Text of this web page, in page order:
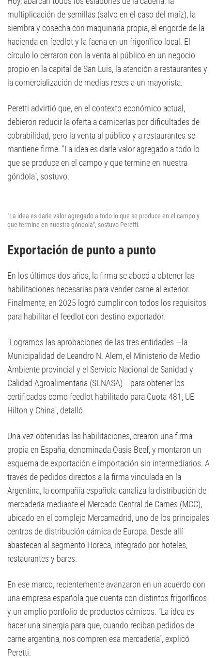
multiplicación de semillas (salvo en el caso del maíz), la
siembra y cosecha con maquinaria propia, el engorde de la
hacienda en feedlot y la faena en un frigorífico local. El
círculo lo cerraron con la venta al público en un negocio
propio en la capital de San Luis, la atención a restaurantes y
la comercialización de medias reses a un mayorista.
Peretti advirtió que, en el contexto económico actual,
debieron reducir la oferta a carnicerías por dificultades de
cobrabilidad, pero la venta al público y a restaurantes se
mantiene firme. "La idea es darle valor agregado a todo lo
que se produce en el campo y que termine en nuestra
góndola", sostuvo.
"La idea es darle valor agregado a todo lo que se produce en el campo y
que termine en nuestra góndola", sostuvo Peretti.
Exportación de punto a punto
En los últimos dos años, la firma se abocó a obtener las
habilitaciones necesarias para vender carne al exterior.
Finalmente, en 2025 logró cumplir con todos los requisitos
para habilitar el feedlot con destino exportador.
"Logramos las aprobaciones de las tres entidades —la
Municipalidad de Leandro N. Alem, el Ministerio de Medio
Ambiente provincial y el Servicio Nacional de Sanidad y
Calidad Agroalimentaria (SENASA)— para obtener los
certificados como feedlot habilitado para Cuota 481, UE
Hilton y China", detalló.
Una vez obtenidas las habilitaciones, crearon una firma
propia en España, denominada Oasis Beef, y montaron un
esquema de exportación e importación sin intermediarios. A
través de pedidos directos a la firma vinculada en la
Argentina, la compañía española canaliza la distribución de
mercadería mediante el Mercado Central de Carnes (MCC),
ubicado en el complejo Mercamadrid, uno de los principales
centros de distribución cárnica de Europa. Desde allí
abastecen al segmento Horeca, integrado por hoteles,
restaurantes y bares.
En ese marco, recientemente avanzaron en un acuerdo con
una empresa española que cuenta con distintos frigoríficos
y un amplio portfolio de productos cárnicos. “La idea es
hacer una sinergia para que, cuando reciban pedidos de
carne argentina, nos compren esa mercadería”, explicó
Peretti.